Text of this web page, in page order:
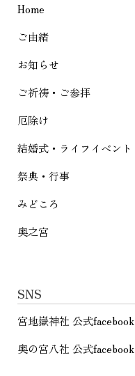
ー
シ
ョ
ン
Home
ご由緒
お知らせ
ご祈祷・ご参拝
厄除け
結婚式・ライフイベント
祭典・行事
みどころ
奥之宮
SNS
宮地嶽神社 公式facebook
奥の宮八社 公式facebook